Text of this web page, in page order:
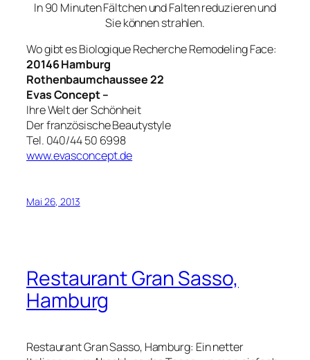
In 90 Minuten Fältchen und Falten reduzieren und
Sie können strahlen.
Wo gibt es Biologique Recherche Remodeling Face:
20146 Hamburg
Rothenbaumchaussee 22
Evas Concept –
Ihre Welt der Schönheit
Der französische Beautystyle
Tel. 040/44 50 6998
www.evasconcept.de
Mai 26, 2013
Restaurant Gran Sasso,
Hamburg
Restaurant Gran Sasso, Hamburg: Ein netter